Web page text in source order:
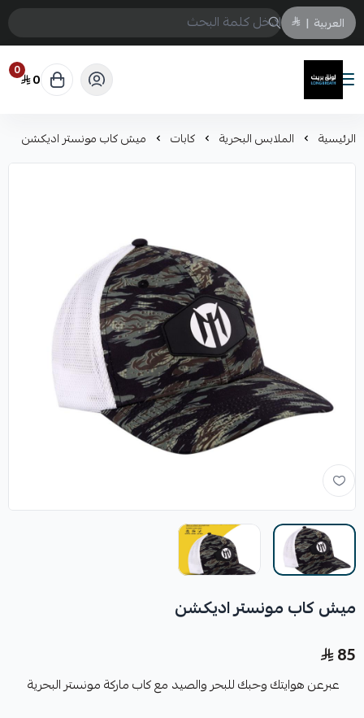
العربية |
لونق بريث
0 0
الرئيسية الملابس البحرية كابات ميش كاب مونستر اديكشن
ميش كاب مونستر اديكشن
85
عبرعن هوايتك وحبك للبحر والصيد مع كاب ماركة مونستر البحرية